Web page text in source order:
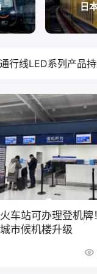
日
通行线LED系列产品
火车站可办理登机牌
城市候机楼升级